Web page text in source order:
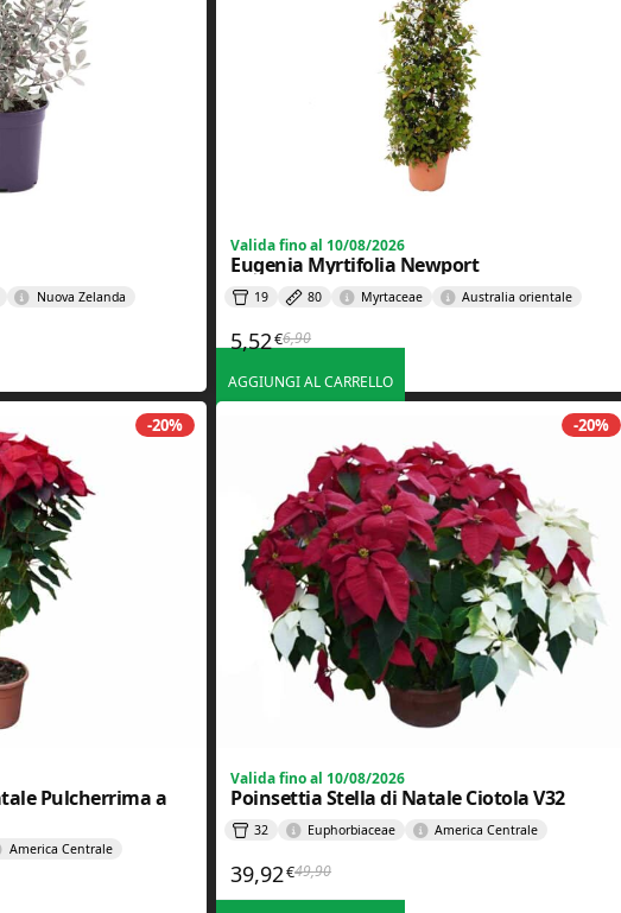
Nuova Zelanda
6,90€.
Valida fino al 10/08/2026
Eugenia Myrtifolia Newport
19 80 Myrtaceae Australia orientale
6,90Il prezzo originale era: 6,90€.
5,52€ Il prezzo attuale è: 5,52€.
AGGIUNGI AL CARRELLO
-20%
Pulcherrima a
America Centrale
era: 37,90€.
è: 30,32€.
-20%
Valida fino al 10/08/2026
Poinsettia Stella di Natale Ciotola V32
32 Euphorbiaceae America Centrale
49,90Il prezzo originale era: 49,90€.
39,92€ Il prezzo attuale è: 39,92€.